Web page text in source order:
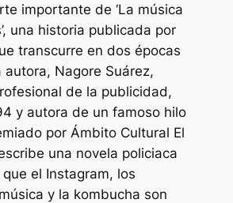
importante de ‘La música
una historia publicada por
transcurre en dos épocas
Nagore Suárez,
de la publicidad,
y autora de un famoso hilo
por Ámbito Cultural El
una novela policiaca
el Instagram, los
y la kombucha son